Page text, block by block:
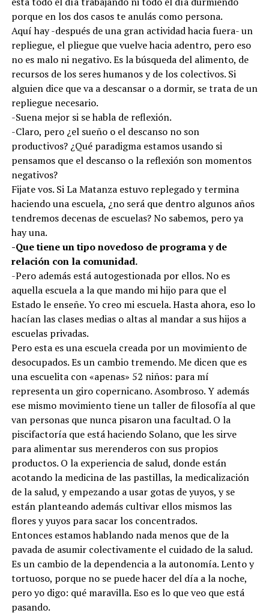
porque en los dos casos te anulás como persona.
Aquí hay -después de una gran actividad hacia fuera- un
repliegue, el pliegue que vuelve hacia adentro, pero eso
no es malo ni negativo. Es la búsqueda del alimento, de
recursos de los seres humanos y de los colectivos. Si
alguien dice que va a descansar o a dormir, se trata de un
repliegue necesario.
-Suena mejor si se habla de reflexión.
-Claro, pero ¿el sueño o el descanso no son
productivos? ¿Qué paradigma estamos usando si
pensamos que el descanso o la reflexión son momentos
negativos?
Fijate vos. Si La Matanza estuvo replegado y termina
haciendo una escuela, ¿no será que dentro algunos años
tendremos decenas de escuelas? No sabemos, pero ya
hay una.
-Que tiene un tipo novedoso de programa y de
relación con la comunidad.
-Pero además está autogestionada por ellos. No es
aquella escuela a la que mando mi hijo para que el
Estado le enseñe. Yo creo mi escuela. Hasta ahora, eso lo
hacían las clases medias o altas al mandar a sus hijos a
escuelas privadas.
Pero esta es una escuela creada por un movimiento de
desocupados. Es un cambio tremendo. Me dicen que es
una escuelita con «apenas» 52 niños: para mí
representa un giro copernicano. Asombroso. Y además
ese mismo movimiento tiene un taller de filosofía al que
van personas que nunca pisaron una facultad. O la
piscifactoría que está haciendo Solano, que les sirve
para alimentar sus merenderos con sus propios
productos. O la experiencia de salud, donde están
acotando la medicina de las pastillas, la medicalización
de la salud, y empezando a usar gotas de yuyos, y se
están planteando además cultivar ellos mismos las
flores y yuyos para sacar los concentrados.
Entonces estamos hablando nada menos que de la
pavada de asumir colectivamente el cuidado de la salud.
Es un cambio de la dependencia a la autonomía. Lento y
tortuoso, porque no se puede hacer del día a la noche,
pero yo digo: qué maravilla. Eso es lo que veo que está
pasando.